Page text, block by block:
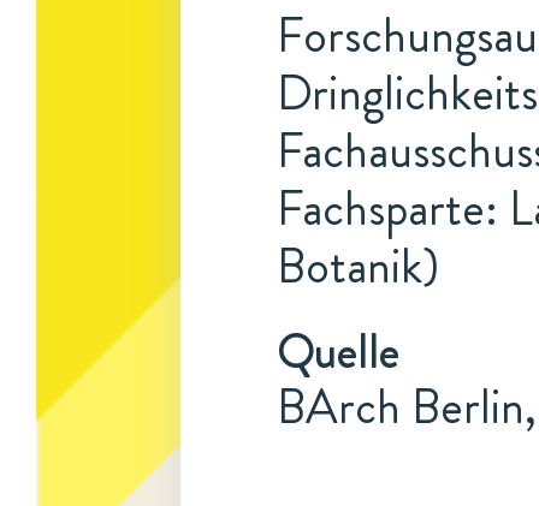
Fachsparte:
Botanik)
Quelle
BArch